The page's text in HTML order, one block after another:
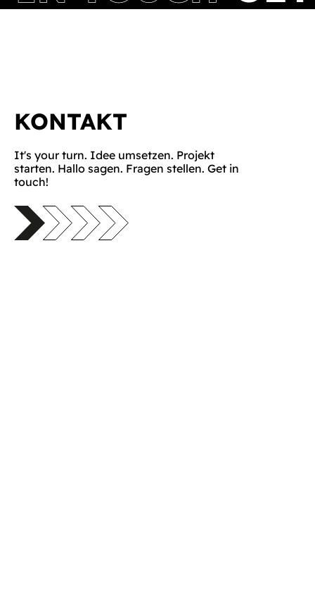
KONTAKT
It's your turn. Idee umsetzen. Projekt
starten. Hallo sagen. Fragen stellen. Get in
touch!